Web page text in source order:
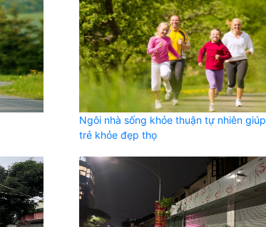
Ngôi nhà sống khỏe thuận tự nhiên giúp
trẻ khỏe đẹp thọ